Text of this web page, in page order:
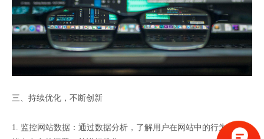
三、持续优化，不断创新
1. 监控网站数据：通过数据分析，了解用户在网站中的行为习惯，